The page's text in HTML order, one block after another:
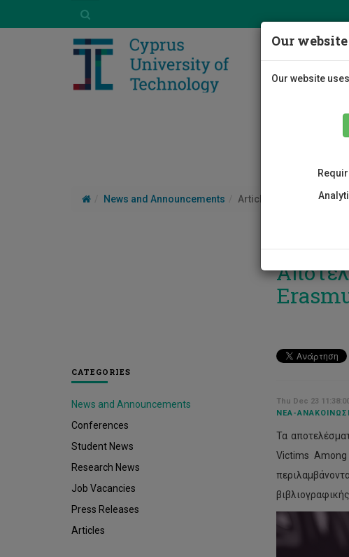
News and Announcements Article
CATEGORIES
News and Announcements
Conferences
Student News
Research News
Job Vacancies
Press Releases
Articles
Thu Dec 23
ΝΈΑ-
Τα
Victims Among
Our
Our website